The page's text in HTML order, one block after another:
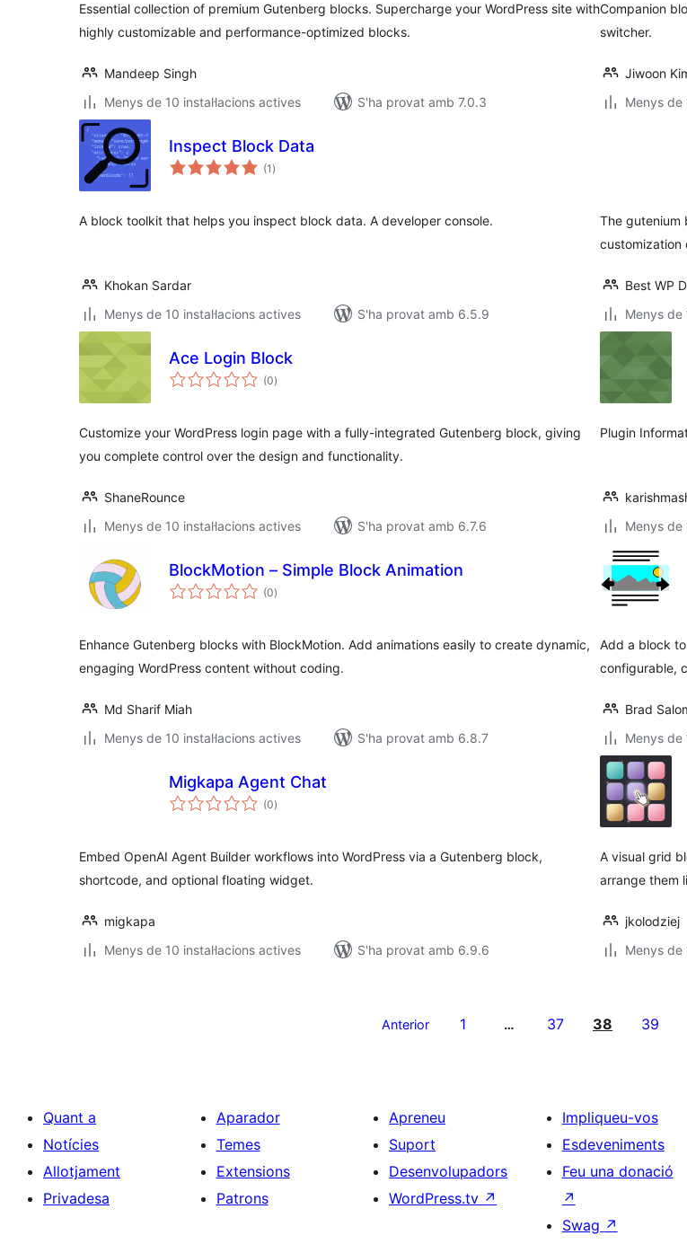
Essential collection of premium Gutenberg blocks. Supercharge your WordPress site with
highly customizable and performance-optimized blocks.
Mandeep Singh
Menys de 10 instal·lacions actives
S'ha provat amb 7.0.3
Companion
switcher.
Jiwoon
Menys de
Inspect Block Data
(1 puntuacions
totals
)
A block toolkit that helps you inspect block data. A developer console.
Khokan Sardar
Menys de 10 instal·lacions actives
S'ha provat amb 6.5.9
The gutenium
customization
Best WP
Menys de
Ace Login Block
(0puntuacions
totals
)
Customize your WordPress login page with a fully-integrated Gutenberg block, giving
you complete control over the design and functionality.
ShaneRounce
Menys de 10 instal·lacions actives
S'ha provat amb 6.7.6
Plugin
Menys de
BlockMotion – Simple Block Animation
(0puntuacions
totals
)
Enhance Gutenberg blocks with BlockMotion. Add animations easily to create dynamic,
engaging WordPress content without coding.
Md Sharif Miah
Menys de 10 instal·lacions actives
S'ha provat amb 6.8.7
Add a block
configurable,
Brad
Menys de
Migkapa Agent Chat
(0puntuacions
totals
)
Embed OpenAI Agent Builder workflows into WordPress via a Gutenberg block,
shortcode, and optional floating widget.
migkapa
Menys de 10 instal·lacions actives
S'ha provat amb 6.9.6
A visual grid
arrange them
jkolodziej
Menys de
Anterior 1 … 37 38 39
Quant a
Notícies
Allotjament
Privadesa
Aparador
Temes
Extensions
Patrons
Apreneu
Suport
Desenvolupadors
WordPress.tv ↗
Impliqueu-vos
Esdeveniments
Feu una donació
↗
Swag ↗